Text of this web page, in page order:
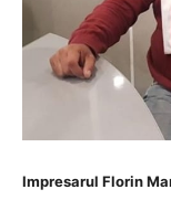
Impresarul Florin